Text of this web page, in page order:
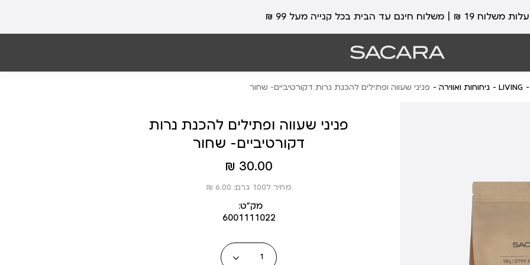
עלות משלוח 19 ₪ | משלוח חינם עד הבית בכל קנייה מעל 99 ₪
LIVING ניחוחות ואווירה פניני שעווה ופתילים להכנת נרות דקורטיביים- שחור
פניני שעווה ופתילים להכנת נרות
דקורטיביים- שחור
מחיר
מוצר
30.00 ₪
מחיר ל100 גרם: 6.00 ₪
מק״ט:
6001111022
כמות